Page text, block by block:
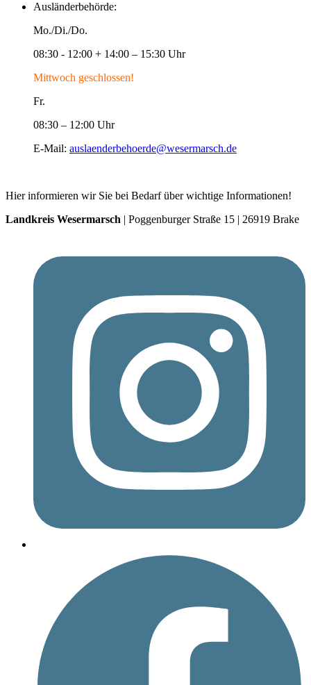
Ausländerbehörde:
Mo./Di./Do.
08:30 - 12:00 + 14:00 – 15:30 Uhr
Mittwoch geschlossen!
Fr.
08:30 – 12:00 Uhr
E-Mail: auslaenderbehoerde@wesermarsch.de
Hier informieren wir Sie bei Bedarf über wichtige Informationen!
Landkreis Wesermarsch | Poggenburger Straße 15 | 26919 Brake